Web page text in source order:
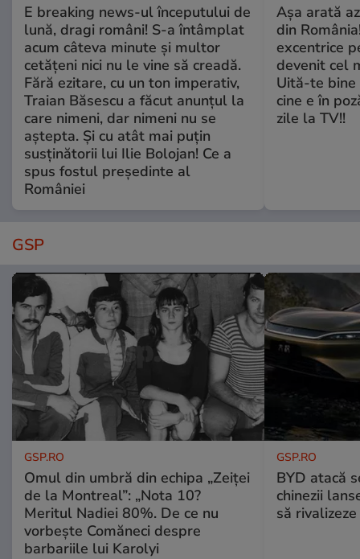
E breaking news-ul începutului de
lună, dragi români! S-a întâmplat
acum câteva minute și multor
cetățeni nici nu le vine să creadă.
Fără ezitare, cu un ton imperativ,
Traian Băsescu a făcut anunțul la
care nimeni, dar nimeni nu se
aștepta. Și cu atât mai puțin
susținătorii lui Ilie Bolojan! Ce a
spus fostul președinte al
României
Așa arată
din
excentrice
devenit cel
Uită-te bine
cine e în
zile la TV!!
GSP
GSP.RO
Omul din umbră din echipa „Zeiței
de la Montreal”: „Nota 10?
Meritul Nadiei 80%. De ce nu
vorbește Comăneci despre
barbariile lui Karolyi
GSP.RO
BYD atacă
chinezii
să